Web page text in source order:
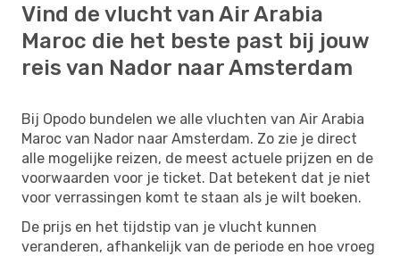
Vind de vlucht van Air Arabia
Maroc die het beste past bij jouw
reis van Nador naar Amsterdam
Bij Opodo bundelen we alle vluchten van Air Arabia
Maroc van Nador naar Amsterdam. Zo zie je direct
alle mogelijke reizen, de meest actuele prijzen en de
voorwaarden voor je ticket. Dat betekent dat je niet
voor verrassingen komt te staan als je wilt boeken.
De prijs en het tijdstip van je vlucht kunnen
veranderen, afhankelijk van de periode en hoe vroeg